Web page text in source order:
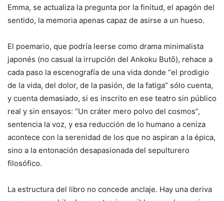
Emma, se actualiza la pregunta por la finitud, el apagón del
sentido, la memoria apenas capaz de asirse a un hueso.
El poemario, que podría leerse como drama minimalista
japonés (no casual la irrupción del Ankoku Butō), rehace a
cada paso la escenografía de una vida donde “el prodigio
de la vida, del dolor, de la pasión, de la fatiga” sólo cuenta,
y cuenta demasiado, si es inscrito en ese teatro sin público
real y sin ensayos: “Un cráter mero polvo del cosmos”,
sentencia la voz, y esa reducción de lo humano a ceniza
acontece con la serenidad de los que no aspiran a la épica,
sino a la entonación desapasionada del sepulturero
filosófico.
La estructura del libro no concede anclaje. Hay una deriva